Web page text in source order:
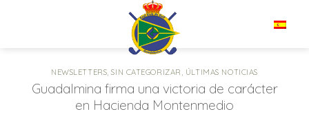
NEWSLETTERS,SIN CATEGORIZAR , ÚLTIMAS NOTICIAS
Guadalmina firma una victoria de carácter
en Hacienda Montenmedio